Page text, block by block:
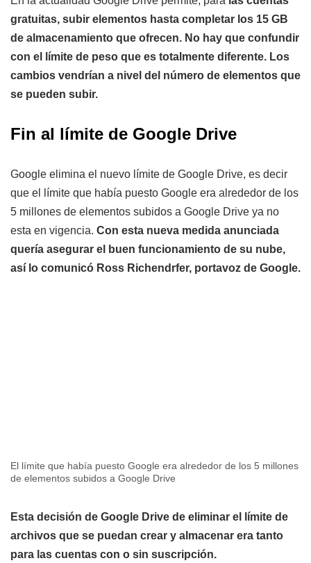
gratuitas, subir elementos hasta completar los 15 GB
de almacenamiento que ofrecen. No hay que confundir
con el límite de peso que es totalmente diferente. Los
cambios vendrían a nivel del número de elementos que
se pueden subir.
Fin al límite de Google Drive
Google elimina el nuevo límite de Google Drive, es decir
que el límite que había puesto Google era alrededor de los
5 millones de elementos subidos a Google Drive ya no
esta en vigencia. Con esta nueva medida anunciada
quería asegurar el buen funcionamiento de su nube,
así lo comunicó Ross Richendrfer, portavoz de Google.
El límite que había puesto Google era alrededor de los 5 millones
de elementos subidos a Google Drive
Esta decisión de Google Drive de eliminar el límite de
archivos que se puedan crear y almacenar era tanto
para las cuentas con o sin suscripción.